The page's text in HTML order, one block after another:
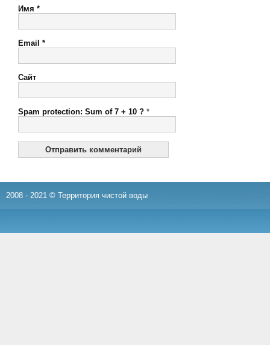
Имя *
Email *
Сайт
Spam protection: Sum of 7 + 10 ? *
2008 - 2021 © Территория чистой воды